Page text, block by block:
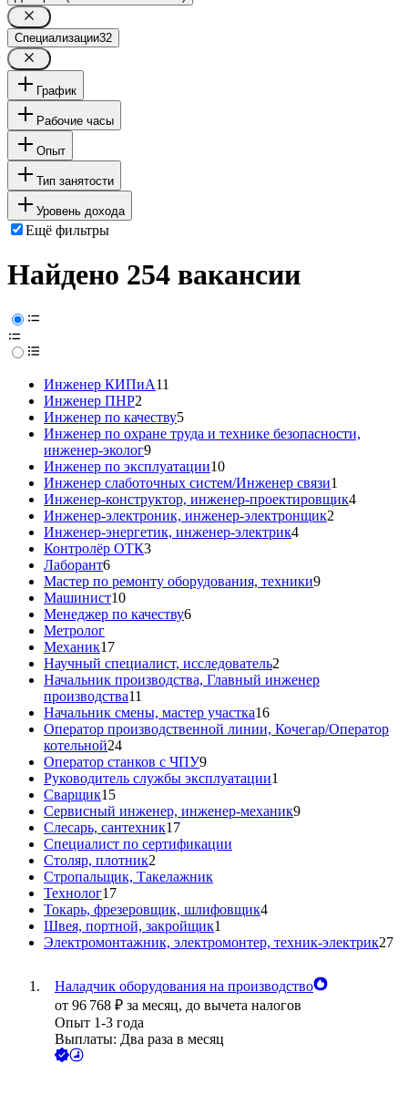
Специализации32
График
Рабочие часы
Опыт
Тип занятости
Уровень дохода
Ещё фильтры
Найдено 254 вакансии
Инженер КИПиА11
Инженер ПНР2
Инженер по качеству5
Инженер по охране труда и технике безопасности,
инженер-эколог9
Инженер по эксплуатации10
Инженер слаботочных систем/Инженер связи1
Инженер-конструктор, инженер-проектировщик4
Инженер-электроник, инженер-электронщик2
Инженер-энергетик, инженер-электрик4
Контролёр ОТК3
Лаборант6
Мастер по ремонту оборудования, техники9
Машинист10
Менеджер по качеству6
Метролог
Механик17
Научный специалист, исследователь2
Начальник производства, Главный инженер
производства11
Начальник смены, мастер участка16
Оператор производственной линии, Кочегар/Оператор
котельной24
Оператор станков с ЧПУ9
Руководитель службы эксплуатации1
Сварщик15
Сервисный инженер, инженер-механик9
Слесарь, сантехник17
Специалист по сертификации
Столяр, плотник2
Стропальщик, Такелажник
Технолог17
Токарь, фрезеровщик, шлифовщик4
Швея, портной, закройщик1
Электромонтажник, электромонтер, техник-электрик27
Наладчик оборудования на производство
от 96 768 ₽ за месяц, до вычета налогов
Опыт 1-3 года
Выплаты: Два раза в месяц